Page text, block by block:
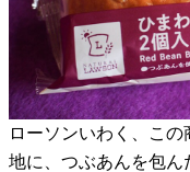
ローソンいわく、こ
地に、つぶあんを包ん